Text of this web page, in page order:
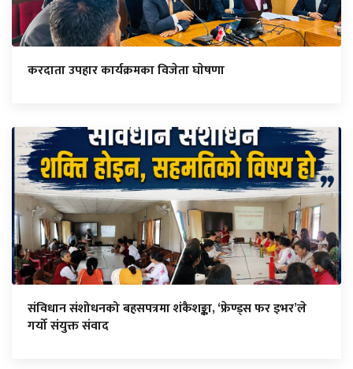
करदाता उपहार कार्यक्रमका विजेता घाेषणा
संविधान संशोधनको बहसपत्रमा शंकैशङ्का, ‘फ्रेण्ड्स फर इभर’ले
गर्यो संयुक्त संवाद